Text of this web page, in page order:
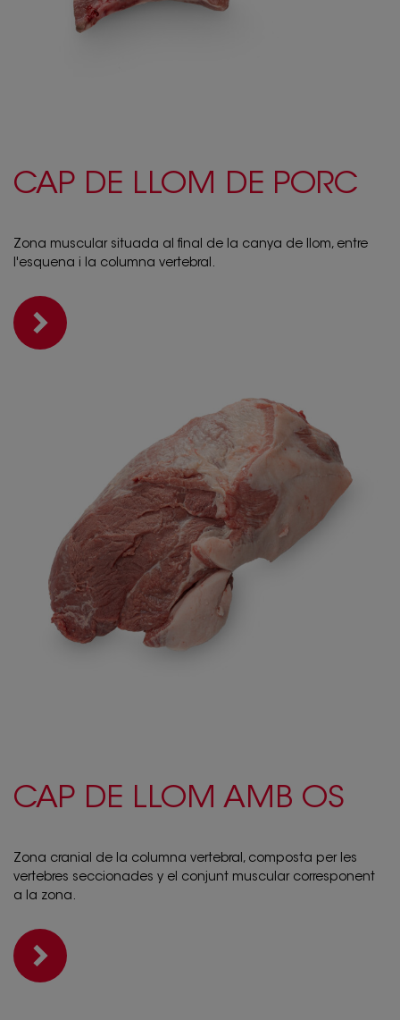
CAP DE LLOM DE PORC
Zona muscular situada al final de la canya de llom, entre
l'esquena i la columna vertebral.
CAP DE LLOM AMB OS
Zona cranial de la columna vertebral, composta per les
vertebres seccionades y el conjunt muscular corresponent
a la zona.